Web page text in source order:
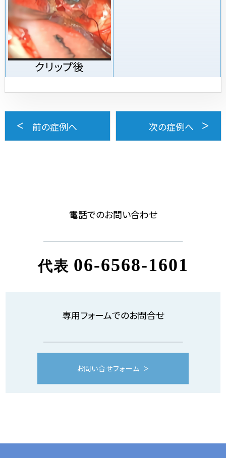
クリップ後
前の症例へ 次の症例へ
電話でのお問い合わせ
代表 06-6568-1601
専用フォームでのお問合せ
お問い合せフォーム